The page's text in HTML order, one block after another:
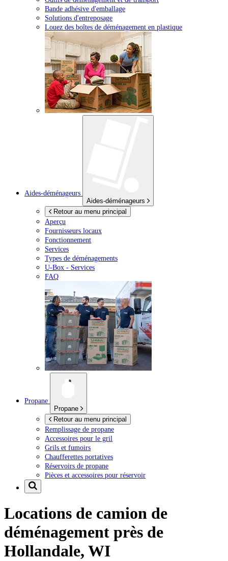
Bande adhésive d'emballage
Solutions d'entreposage
Louez des boîtes de déménagement en plastique
Aides-déménageurs
Aides-déménageurs
Retour au menu principal
Aperçu
Fournisseurs locaux
Fonctionnement
Services
Types de déménagements
U-Box - Services
FAQ
Propane
Propane
Retour au menu principal
Remplissage de propane
Accessoires pour le gril
Grils et fumoirs
Chaufferettes portatives
Réservoirs de propane
Pièces et accessoires pour réservoir
Locations de camion de
déménagement près de
Hollandale, WI